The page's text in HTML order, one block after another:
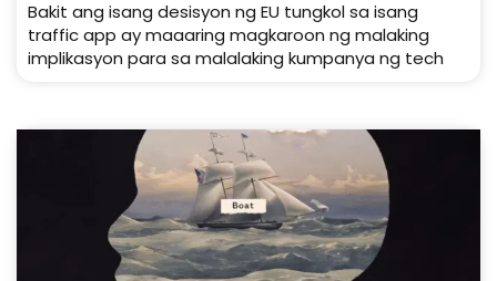
Bakit ang isang desisyon ng EU tungkol sa isang
traffic app ay maaaring magkaroon ng malaking
implikasyon para sa malalaking kumpanya ng tech